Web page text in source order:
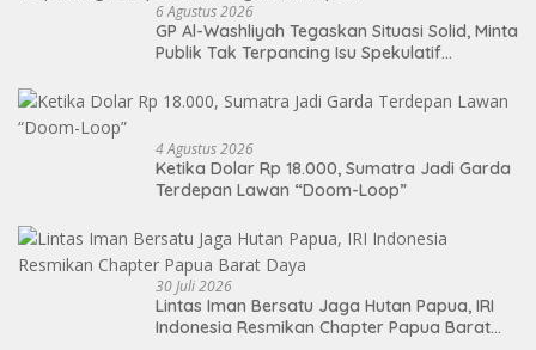
6 Agustus 2026
GP Al-Washliyah Tegaskan Situasi Solid, Minta
Publik Tak Terpancing Isu Spekulatif
4 Agustus 2026
Ketika Dolar Rp 18.000, Sumatra Jadi Garda
Terdepan Lawan “Doom-Loop”
30 Juli 2026
Lintas Iman Bersatu Jaga Hutan Papua, IRI
Indonesia Resmikan Chapter Papua Barat